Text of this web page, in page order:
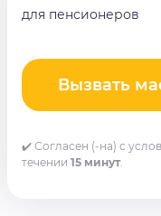
для пенсионеров
Вызвать
✔️ Согласен (-на) с
течении 15 минут.